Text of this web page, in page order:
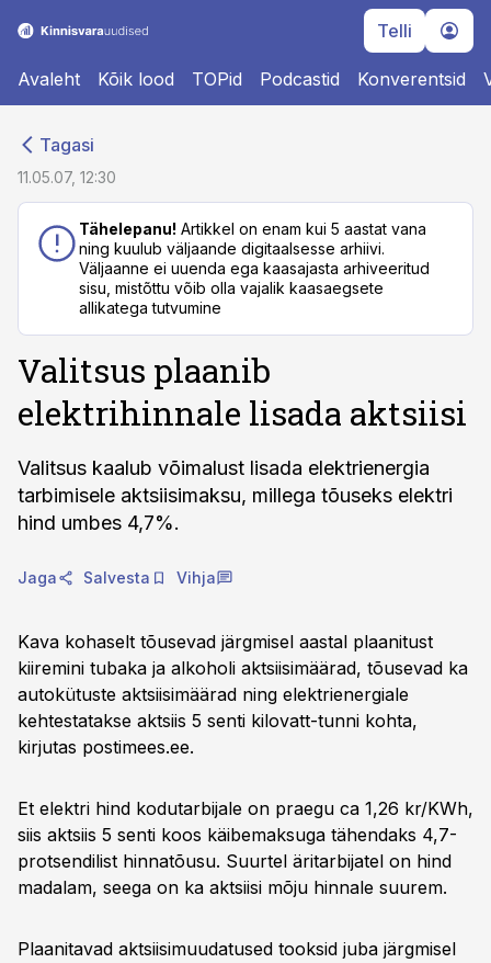
Telli
Avaleht Kõik lood TOPid Podcastid Konverentsid
Tagasi
11.05.07, 12:30
Tähelepanu! Artikkel on enam kui 5 aastat vana
ning kuulub väljaande digitaalsesse arhiivi.
Väljaanne ei uuenda ega kaasajasta arhiveeritud
sisu, mistõttu võib olla vajalik kaasaegsete
allikatega tutvumine
Valitsus plaanib
elektrihinnale lisada aktsiisi
Valitsus kaalub võimalust lisada elektrienergia
tarbimisele aktsiisimaksu, millega tõuseks elektri
hind umbes 4,7%.
Jaga Salvesta Vihja
Kava kohaselt tõusevad järgmisel aastal plaanitust
kiiremini tubaka ja alkoholi aktsiisimäärad, tõusevad ka
autokütuste aktsiisimäärad ning elektrienergiale
kehtestatakse aktsiis 5 senti kilovatt-tunni kohta,
kirjutas postimees.ee.
Et elektri hind kodutarbijale on praegu ca 1,26 kr/KWh,
siis aktsiis 5 senti koos käibemaksuga tähendaks 4,7-
protsendilist hinnatõusu. Suurtel äritarbijatel on hind
madalam, seega on ka aktsiisi mõju hinnale suurem.
Plaanitavad aktsiisimuudatused tooksid juba järgmisel